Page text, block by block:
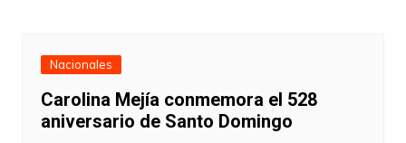
Nacionales
Carolina Mejía conmemora el 528
aniversario de Santo Domingo